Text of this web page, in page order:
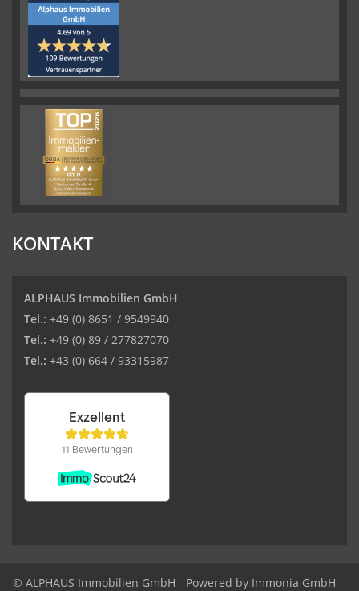
KONTAKT
ALPHAUS Immobilien GmbH
Tel.: +49 (0) 8651 / 9549940
Tel.: +49 (0) 89 / 277827070
Tel.: +43 (0) 664 / 93315987
© ALPHAUS Immobilien GmbH Powered by Immonia GmbH